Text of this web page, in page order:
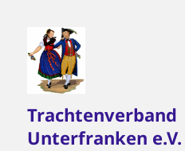
Trachtenverband
Unterfranken e.V.